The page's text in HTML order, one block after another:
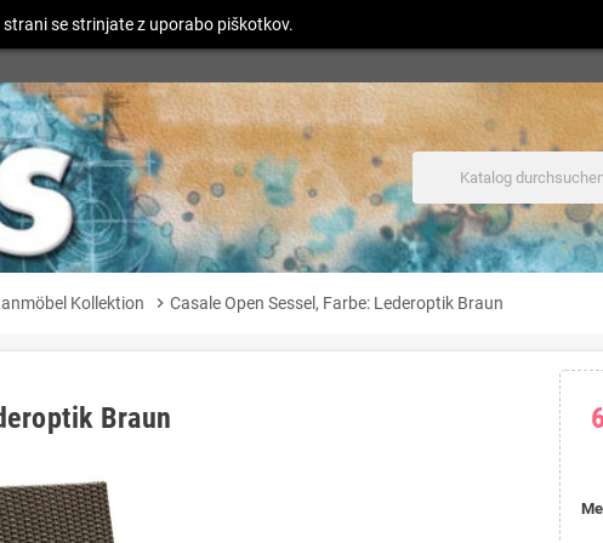
Kollektion chevron_right Casale Open Sessel, Farbe: Lederoptik Braun
Braun
se strinjate z uporabo piškotkov.